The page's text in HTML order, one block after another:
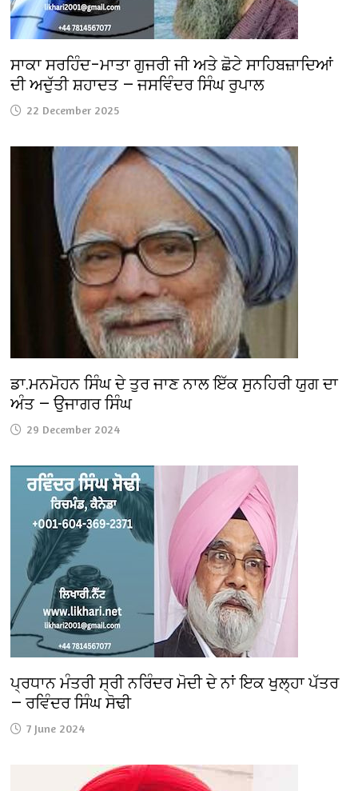
ਸਾਕਾ ਸਰਹਿੰਦ–ਮਾਤਾ ਗੁਜਰੀ ਜੀ ਅਤੇ ਛੋਟੇ ਸਾਹਿਬਜ਼ਾਦਿਆਂ
ਦੀ ਅਦੁੱਤੀ ਸ਼ਹਾਦਤ — ਜਸਵਿੰਦਰ ਸਿੰਘ ਰੁਪਾਲ
22 December 2025
ਡਾ.ਮਨਮੋਹਨ ਸਿੰਘ ਦੇ ਤੁਰ ਜਾਣ ਨਾਲ ਇੱਕ ਸੁਨਹਿਰੀ ਯੁਗ ਦਾ
ਅੰਤ — ਉਜਾਗਰ ਸਿੰਘ
29 December 2024
ਪ੍ਰਧਾਨ ਮੰਤਰੀ ਸ੍ਰੀ ਨਰਿੰਦਰ ਮੋਦੀ ਦੇ ਨਾਂ ਇਕ ਖੁਲ੍ਹਾ ਪੱਤਰ
— ਰਵਿੰਦਰ ਸਿੰਘ ਸੋਢੀ
7 June 2024